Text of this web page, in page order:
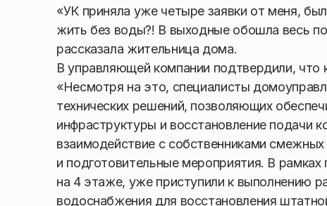
«УК приняла уже четыре заявки от меня,
жить без воды?! В выходные обошла весь
рассказала жительница дома.
В управляющей компании подтвердили, что
«Несмотря на это, специалисты
технических решений, позволяющих
инфраструктуры и восстановление подачи
взаимодействие с собственниками
и подготовительные мероприятия. В
на 4 этаже, уже приступили к выполнению
водоснабжения для восстановления